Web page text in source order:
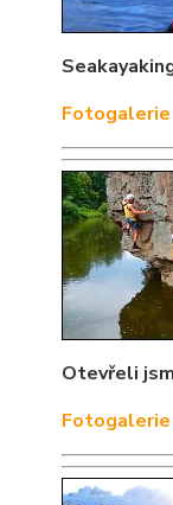
Fotogalerie
Otevřeli
Fotogalerie